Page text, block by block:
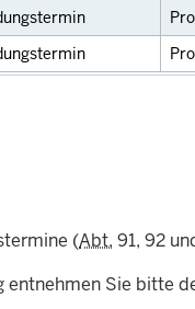
(Abt. 91, 92
entnehmen Sie bitte